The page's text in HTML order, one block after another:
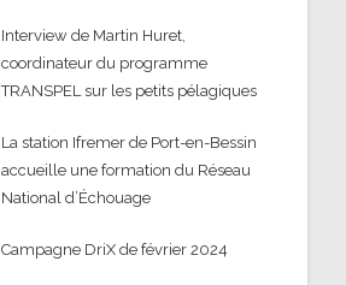
Interview de Martin Huret,
coordinateur du programme
TRANSPEL sur les petits pélagiques
La station Ifremer de Port-en-Bessin
accueille une formation du Réseau
National d’Échouage
Campagne DriX de février 2024